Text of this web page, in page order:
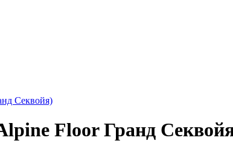
Секвойя)
Floor Гранд